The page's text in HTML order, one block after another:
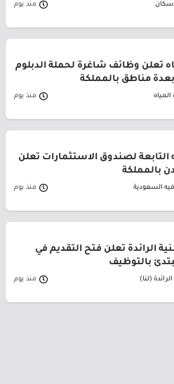
منذ يوم
تعلن وظائف شاغرة لحملة الدبلوم
مناطق بالمملكة
منذ يوم
التابعة لصندوق الاستثمارات تعلن
بالمملكة
السعودية منذ يوم
الرائدة تعلن فتح التقديم في
بالتوظيف
(لنا) منذ يوم